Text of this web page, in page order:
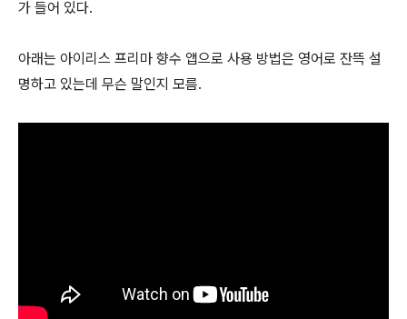
가 들어 있다.
아래는 아이리스 프리마 향수 앱으로 사용 방법은 영어로 잔뜩 설
명하고 있는데 무슨 말인지 모름.